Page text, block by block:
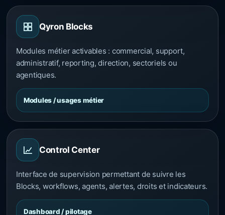
Qyron Blocks
Modules métier activables : commercial, support,
administratif, reporting, direction, sectoriels ou
agentiques.
Modules / usages métier
Control Center
Interface de supervision permettant de suivre les
Blocks, workflows, agents, alertes, droits et indicateurs.
Dashboard / pilotage